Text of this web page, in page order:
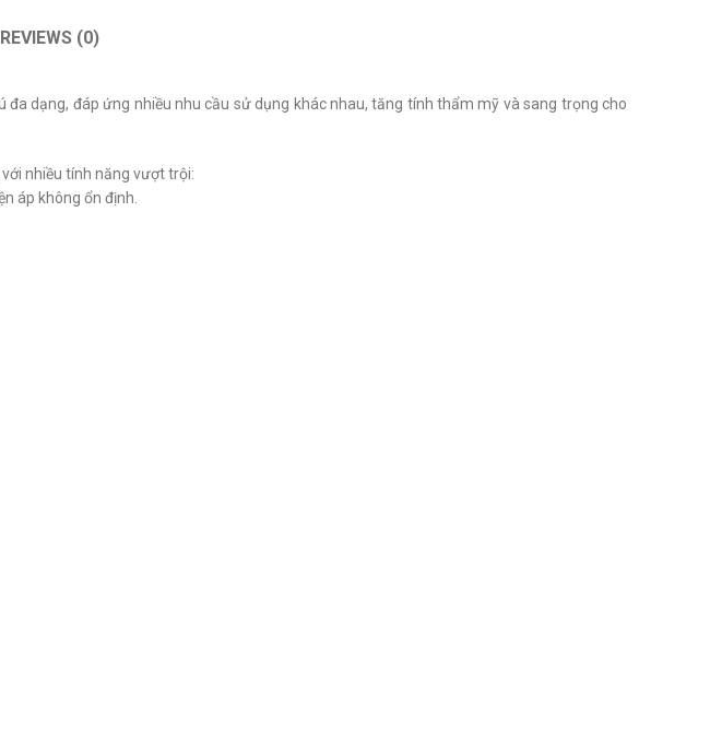
REVIEWS (0)
dạng, đáp ứng nhiều nhu cầu sử dụng khác nhau, tăng tính thẩm mỹ và sang trọng cho
nhiều tính năng vượt trội:
áp không ổn định.